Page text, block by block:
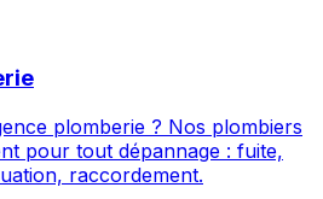
plomberie ? Nos plombiers
pour tout dépannage : fuite,
raccordement.